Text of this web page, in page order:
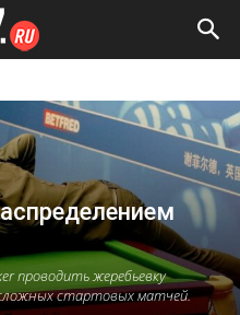
проводить жеребьевку
стартовых матчей.